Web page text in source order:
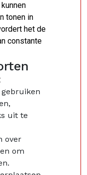
tonen in
het de
constante
uit te
over
om